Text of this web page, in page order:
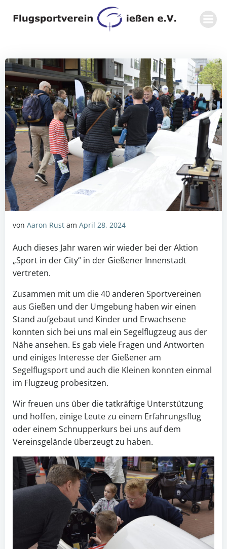
Zum
Inhalt
springen
von Aaron Rust am April 28, 2024
Auch dieses Jahr waren wir wieder bei der Aktion
„Sport in der City“ in der Gießener Innenstadt
vertreten.
Zusammen mit um die 40 anderen Sportvereinen
aus Gießen und der Umgebung haben wir einen
Stand aufgebaut und Kinder und Erwachsene
konnten sich bei uns mal ein Segelflugzeug aus der
Nähe ansehen. Es gab viele Fragen und Antworten
und einiges Interesse der Gießener am
Segelflugsport und auch die Kleinen konnten einmal
im Flugzeug probesitzen.
Wir freuen uns über die tatkräftige Unterstützung
und hoffen, einige Leute zu einem Erfahrungsflug
oder einem Schnupperkurs bei uns auf dem
Vereinsgelände überzeugt zu haben.